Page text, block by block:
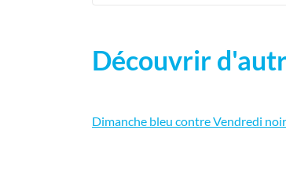
Découvrir
Dimanche bleu contre Vendredi